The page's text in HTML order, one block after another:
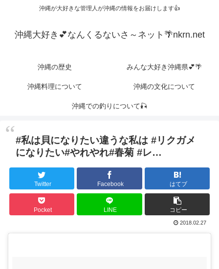
沖縄が大好きな管理人が沖縄の情報をお届けします👍
沖縄大好き💕なんくるないさ～ネット🌴nkrn.net
沖縄の歴史 みんな大好き沖縄県💕🌴
沖縄料理について 沖縄の文化について
沖縄での釣りについて🎣
#私は貝になりたい違うな私は #リクガメ
になりたい#やれやれ#春菊 #レ…
Twitter Facebook はてブ
Pocket LINE コピー
2018.02.27